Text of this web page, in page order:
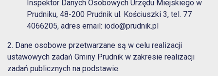
Inspektor Danych Osobowych Urzędu Miejskiego w
Prudniku, 48-200 Prudnik ul. Kościuszki 3, tel. 77
4066205, adres email: iodo@prudnik.pl
2. Dane osobowe przetwarzane są w celu realizacji
ustawowych zadań Gminy Prudnik w zakresie realizacji
zadań publicznych na podstawie: